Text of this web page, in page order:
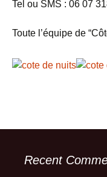
Tel ou SMS : 06 07
Toute l’équipe de
Recent